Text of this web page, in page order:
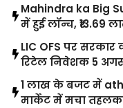
Mahindra ka Big
में हुई लॉन्च, ₹13.69
LIC OFS पर सरकार
रिटेल निवेशक 5
1 लाख के बजट में
मार्केट में मचा